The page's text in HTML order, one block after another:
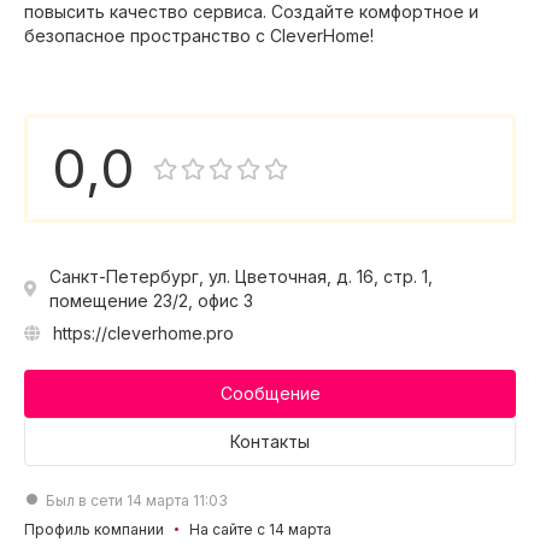
повысить качество сервиса. Создайте комфортное и
безопасное пространство с CleverHome!
0,0
Санкт-Петербург, ул. Цветочная, д. 16, стр. 1,
помещение 23/2, офис 3
https://cleverhome.pro
Сообщение
Контакты
Был в сети 14 марта 11:03
Профиль компании
На сайте с 14 марта